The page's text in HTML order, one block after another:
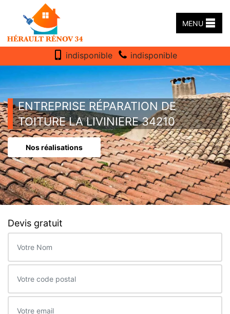
MENU
indisponible indisponible
ENTREPRISE RÉPARATION DE
TOITURE LA LIVINIERE 34210
Nos réalisations
Devis gratuit